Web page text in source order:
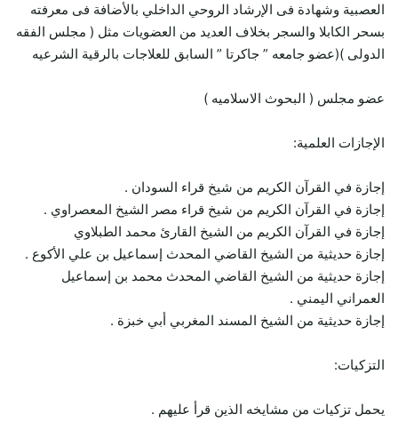
العصبية وشهادة فى الإرشاد الروحي الداخلي بالأضافة فى معرفته
بسحر الكابلا والسجر بخلاف العديد من العضويات مثل ( مجلس الفقه
الدولى )(عضو جامعه ” جاكرتا ” السابق للعلاجات بالرقية الشرعيه
عضو مجلس ( البحوث الاسلاميه )
الإجازات العلمية:
إجازة في القرآن الكريم من شيخ قراء السودان .
إجازة في القرآن الكريم من شيخ قراء مصر الشيخ المعصراوي .
إجازة في القرآن الكريم من الشيخ القارئ محمد الطبلاوي
إجازة حديثية من الشيخ القاضي المحدث إسماعيل بن علي الأكوع .
إجازة حديثية من الشيخ القاضي المحدث محمد بن إسماعيل
العمراني اليمني .
إجازة حديثية من الشيخ المسند المغربي أبي خبزة .
التزكيات:
يحمل تزكيات من مشايخه الذين قرأ عليهم .